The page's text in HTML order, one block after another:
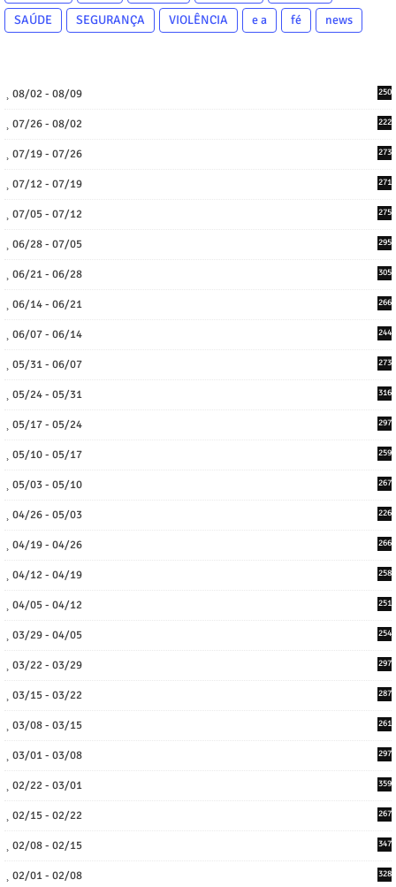
SAÚDE SEGURANÇA VIOLÊNCIA e a fé news
08/02 - 08/09 250
07/26 - 08/02 222
07/19 - 07/26 273
07/12 - 07/19 271
07/05 - 07/12 275
06/28 - 07/05 295
06/21 - 06/28 305
06/14 - 06/21 266
06/07 - 06/14 244
05/31 - 06/07 273
05/24 - 05/31 316
05/17 - 05/24 297
05/10 - 05/17 259
05/03 - 05/10 267
04/26 - 05/03 226
04/19 - 04/26 266
04/12 - 04/19 258
04/05 - 04/12 251
03/29 - 04/05 254
03/22 - 03/29 297
03/15 - 03/22 287
03/08 - 03/15 261
03/01 - 03/08 297
02/22 - 03/01 359
02/15 - 02/22 267
02/08 - 02/15 347
02/01 - 02/08 328